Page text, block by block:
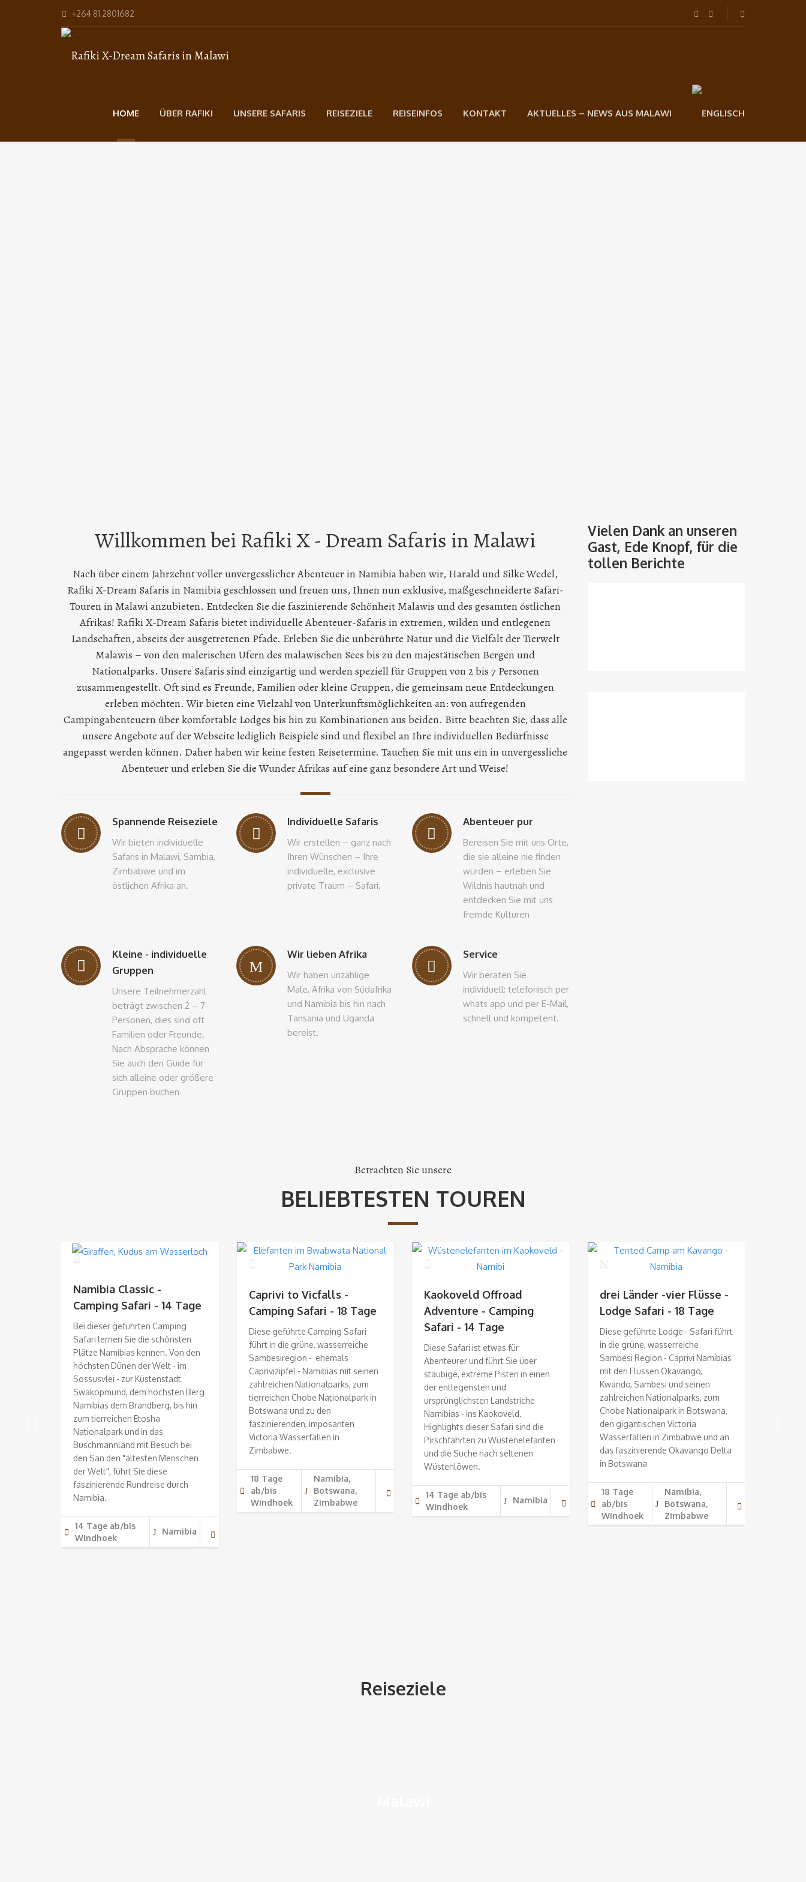
+264 81 2801682
HOME ÜBER RAFIKI UNSERE SAFARIS REISEZIELE REISEINFOS KONTAKT AKTUELLES – NEWS AUS MALAWI
Willkommen bei Rafiki X - Dream Safaris in Malawi
Nach über einem Jahrzehnt voller unvergesslicher Abenteuer in Namibia haben wir, Harald und Silke Wedel,
Rafiki X-Dream Safaris in Namibia geschlossen und freuen uns, Ihnen nun exklusive, maßgeschneiderte Safari-
Touren in Malawi anzubieten. Entdecken Sie die faszinierende Schönheit Malawis und des gesamten östlichen
Afrikas! Rafiki X-Dream Safaris bietet individuelle Abenteuer-Safaris in extremen, wilden und entlegenen
Landschaften, abseits der ausgetretenen Pfade. Erleben Sie die unberührte Natur und die Vielfalt der Tierwelt
Malawis – von den malerischen Ufern des malawischen Sees bis zu den majestätischen Bergen und
Nationalparks. Unsere Safaris sind einzigartig und werden speziell für Gruppen von 2 bis 7 Personen
zusammengestellt. Oft sind es Freunde, Familien oder kleine Gruppen, die gemeinsam neue Entdeckungen
erleben möchten. Wir bieten eine Vielzahl von Unterkunftsmöglichkeiten an: von aufregenden
Campingabenteuern über komfortable Lodges bis hin zu Kombinationen aus beiden. Bitte beachten Sie, dass alle
unsere Angebote auf der Webseite lediglich Beispiele sind und flexibel an Ihre individuellen Bedürfnisse
angepasst werden können. Daher haben wir keine festen Reisetermine. Tauchen Sie mit uns ein in unvergessliche
Abenteuer und erleben Sie die Wunder Afrikas auf eine ganz besondere Art und Weise!
Spannende Reiseziele
Wir bieten individuelle
Safaris in Malawi, Sambia,
Zimbabwe und im
östlichen Afrika an.
Individuelle Safaris
Wir erstellen – ganz nach
Ihren Wünschen – Ihre
individuelle, exclusive
private Traum – Safari.
Abenteuer pur
Bereisen Sie mit uns Orte,
die sie alleine nie finden
würden – erleben Sie
Wildnis hautnah und
entdecken Sie mit uns
fremde Kulturen
Kleine - individuelle
Gruppen
Unsere Teilnehmerzahl
beträgt zwischen 2 – 7
Personen, dies sind oft
Familien oder Freunde.
Nach Absprache können
Sie auch den Guide für
sich alleine oder größere
Gruppen buchen
Wir lieben Afrika
Wir haben unzählige
Male, Afrika von Südafrika
und Namibia bis hin nach
Tansania und Uganda
bereist.
Service
Wir beraten Sie
individuell: telefonisch per
whats app und per E-Mail,
schnell und kompetent.
Vielen Dank an unseren
Gast, Ede Knopf, für die
tollen Berichte
Betrachten Sie unsere
BELIEBTESTEN TOUREN
Namibia Classic -
Camping Safari - 14 Tage
Bei dieser geführten Camping
Safari lernen Sie die schönsten
Plätze Namibias kennen. Von den
höchsten Dünen der Welt - im
Sossusvlei - zur Küstenstadt
Swakopmund, dem höchsten Berg
Namibias dem Brandberg, bis hin
zum tierreichen Etosha
Nationalpark und in das
Buschmannland mit Besuch bei
den San den "ältesten Menschen
der Welt", führt Sie diese
faszinierende Rundreise durch
Namibia.
14 Tage ab/bis
Windhoek
Namibia
Caprivi to Vicfalls -
Camping Safari - 18 Tage
Diese geführte Camping Safari
führt in die grüne, wasserreiche
Sambesiregion - ehemals
Caprivizipfel - Namibias mit seinen
zahlreichen Nationalparks, zum
tierreichen Chobe Nationalpark in
Botswana und zu den
faszinierenden, imposanten
Victoria Wasserfällen in
Zimbabwe.
18 Tage
ab/bis
Windhoek
Namibia,
Botswana,
Zimbabwe
Kaokoveld Offroad
Adventure - Camping
Safari - 14 Tage
Diese Safari ist etwas für
Abenteurer und führt Sie über
staubige, extreme Pisten in einen
der entlegensten und
ursprünglichsten Landstriche
Namibias - ins Kaokoveld.
Highlights dieser Safari sind die
Pirschfahrten zu Wüstenelefanten
und die Suche nach seltenen
Wüstenlöwen.
14 Tage ab/bis
Windhoek
Namibia
drei Länder -vier Flüsse -
Lodge Safari - 18 Tage
Diese geführte Lodge - Safari führt
in die grüne, wasserreiche
Sambesi Region - Caprivi Namibias
mit den Flüssen Okavango,
Kwando, Sambesi und seinen
zahlreichen Nationalparks, zum
Chobe Nationalpark in Botswana,
den gigantischen Victoria
Wasserfällen in Zimbabwe und an
das faszinierende Okavango Delta
in Botswana
18 Tage
ab/bis
Windhoek
Namibia,
Botswana,
Zimbabwe
Reiseziele